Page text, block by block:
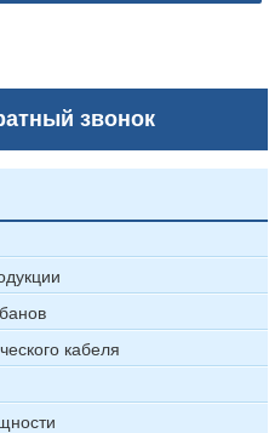
звонок
кабеля